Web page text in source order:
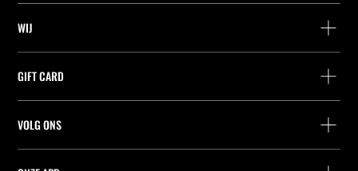
Leveringspunt zoeken
Retournering als gast
Leveringspunt zoeken
WIJ
Zoek een winkel
Werk bij Stradivarius
GIFT CARD
Saldo Opvragen
VOLG ONS